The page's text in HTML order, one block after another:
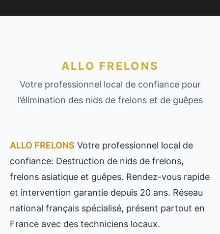
ALLO FRELONS
Votre professionnel local de confiance pour
l’élimination des nids de frelons et de guêpes
ALLO FRELONS Votre professionnel local de
confiance: Destruction de nids de frelons,
frelons asiatique et guêpes. Rendez-vous rapide
et intervention garantie depuis 20 ans. Réseau
national français spécialisé, présent partout en
France avec des techniciens locaux.